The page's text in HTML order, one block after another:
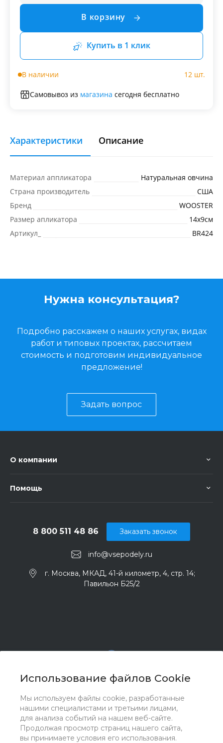
Использование файлов Cookie
Мы используем файлы cookie, разработанные
нашими специалистами и третьими лицами,
для анализа событий на нашем веб-сайте.
Продолжая просмотр страниц нашего сайта,
вы принимаете условия его использования.
В корзину
Купить в 1 клик
В наличии 12 шт.
Самовывоз из магазина сегодня бесплатно
Характеристики Описание
Материал аппликатора
Натуральная овчина
Страна производитель
США
Бренд
WOOSTER
Размер апликатора
14х9см
Артикул_
BR424
Нужна консультация?
Подробно расскажем о наших услугах, видах
работ и типовых проектах, рассчитаем
стоимость и подготовим индивидуальное
предложение!
Задать вопрос
О компании
Помощь
info@vsepodely.ru
8 800 511 48 86
г. Москва, МКАД, 41-й километр, 4, стр. 14;
Павильон Б25/2
Заказать звонок
© 2017 - 2026 ООО "Комплектстрой 41", Все права
защищены